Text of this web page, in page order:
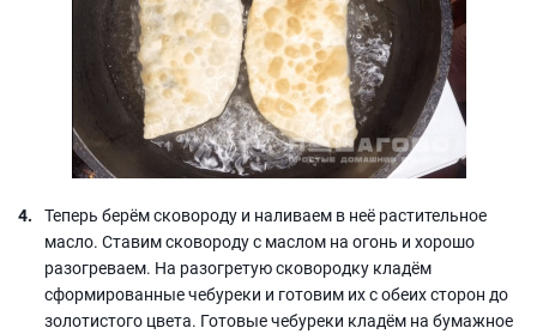
Теперь берём сковороду и наливаем в неё растительное
масло. Ставим сковороду с маслом на огонь и хорошо
разогреваем. На разогретую сковородку кладём
сформированные чебуреки и готовим их с обеих сторон до
золотистого цвета. Готовые чебуреки кладём на бумажное